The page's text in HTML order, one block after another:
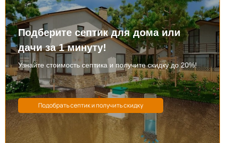
Подберите септик для дома или
дачи за 1 минуту!
Узнайте стоимость септика и получите скидку до 20%!